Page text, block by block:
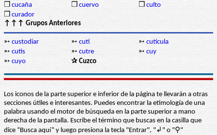
❒ cucaña ❒ cuervo ❒ culto
❒ curador
↑↑↑ Grupos Anteriores
➳ custodiar ➳ cutí ➳ cutícula
➳ cutis ➳ cutre ➳ cuy
➳ cuyo ✰ Cuzco
Los iconos de la parte superior e inferior de la página te llevarán a otras
secciones útiles e interesantes. Puedes encontrar la etimología de una
palabra usando el motor de búsqueda en la parte superior a mano
derecha de la pantalla. Escribe el término que buscas en la casilla que
dice “Busca aquí” y luego presiona la tecla "Entrar", "↲" o "⚲"